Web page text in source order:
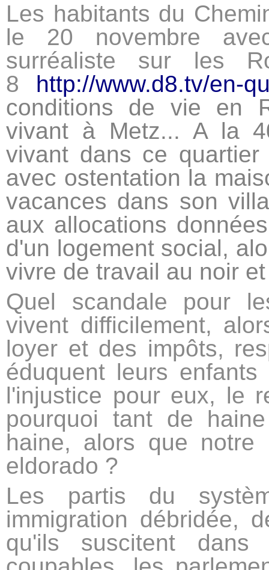
Les habitants du
le 20 novembre
surréaliste sur les
8 http://www.d8.tv/en-
conditions de vie en
vivant à Metz... A la
vivant dans ce
avec ostentation la
vacances dans son
aux allocations
d'un logement social,
vivre de travail au noir
Quel scandale pour
vivent difficilement,
loyer et des impôts,
éduquent leurs
l'injustice pour eux, le
pourquoi tant de
haine, alors que notre
eldorado ?
Les partis du
immigration débridée,
qu'ils suscitent dans